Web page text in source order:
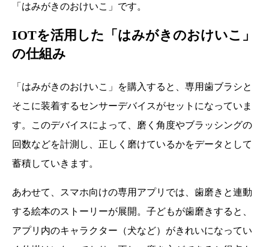
「はみがきのおけいこ」です。
IOTを活用した「はみがきのおけいこ」
の仕組み
「はみがきのおけいこ」を購入すると、専用歯ブラシと
そこに装着するセンサーデバイスがセットになっていま
す。このデバイスによって、磨く角度やブラッシングの
回数などを計測し、正しく磨けているかをデータとして
蓄積していきます。
あわせて、スマホ向けの専用アプリでは、歯磨きと連動
する絵本のストーリーが展開。子どもが歯磨きすると、
アプリ内のキャラクター（犬など）がきれいになってい